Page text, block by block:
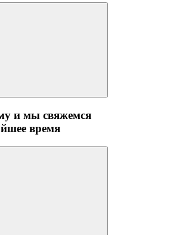
и мы свяжемся
время